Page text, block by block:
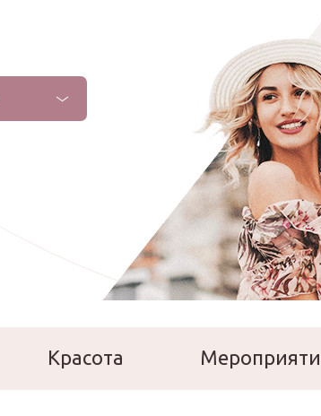
Красота